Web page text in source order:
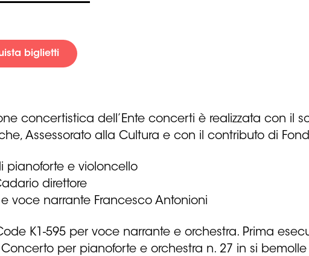
biglietti
concertistica dell’Ente concerti è realizzata con il
Assessorato alla Cultura e con il contributo di
pianoforte e violoncello
direttore
voce narrante Francesco Antonioni
K1-595 per voce narrante e orchestra. Prima
Concerto per pianoforte e orchestra n. 27 in si